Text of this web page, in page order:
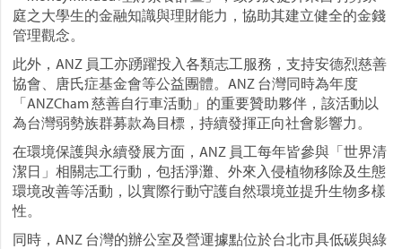
庭之大學生的金融知識與理財能力，協助其建立健全的金錢
管理觀念。
此外，ANZ 員工亦踴躍投入各類志工服務，支持安德烈慈善
協會、唐氏症基金會等公益團體。ANZ 台灣同時為年度
「ANZCham 慈善自行車活動」的重要贊助夥伴，該活動以
為台灣弱勢族群募款為目標，持續發揮正向社會影響力。
在環境保護與永續發展方面，ANZ 員工每年皆參與「世界清
潔日」相關志工行動，包括淨灘、外來入侵植物移除及生態
環境改善等活動，以實際行動守護自然環境並提升生物多樣
性。
同時，ANZ 台灣的辦公室及營運據點位於台北市具低碳與綠